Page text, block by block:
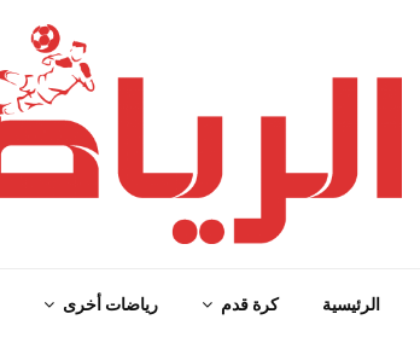
الرئيسية كرة قدم رياضات أخرى